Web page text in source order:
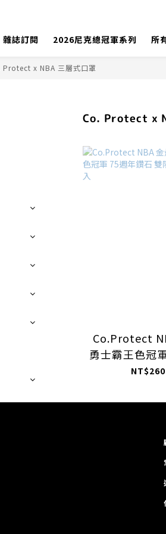
雜誌訂閱 2026尼克總冠軍系列 所
Protect x NBA 三層式口罩
Co. Protect x
Co.Protect
勇士霸王色冠
鑽石 雙限量組
NT$260